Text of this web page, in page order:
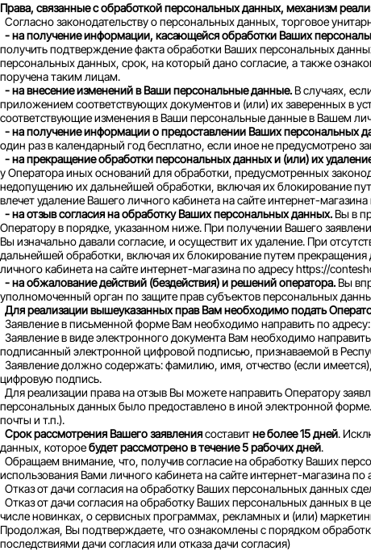
Права, связанные с обработкой персональных данных, механизм
Согласно законодательству о персональных данных, торговое
- на получение информации, касающейся обработки Ваших
получить подтверждение факта обработки Ваших персональных
персональных данных, срок, на который дано согласие, а также
поручена таким лицам.
- на внесение изменений в Ваши персональные данные.В случаях,
приложением соответствующих документов и (или) их заверенных в
соответствующие изменения в Ваши персональные данные в Вашем
- на получение информации о предоставлении Ваших персональных
один раз в календарный год бесплатно, если иное не предусмотрено
- на прекращение обработки персональных данных и (или) их
у Оператора иных оснований для обработки, предусмотренных
недопущению их дальнейшей обработки, включая их блокирование
влечет удаление Вашего личного кабинета на сайте интернет-
- на отзыв согласия на обработку Ваших персональных данных.Вы в
Оператору в порядке, указанном ниже. При получении Вашего
Вы изначально давали согласие, и осуществит их удаление. При
дальнейшей обработки, включая их блокирование путем
личного кабинета на сайте интернет-магазина по адресу https://
- на обжалование действий (бездействия) и решений оператора.Вы
уполномоченный орган по защите прав субъектов персональных
Для реализации вышеуказанных прав Вам необходимо подать
Заявление в письменной форме Вам необходимо направить по
Заявление в виде электронного документа Вам необходимо
подписанный электронной цифровой подписью, признаваемой в
Заявление должно содержать: фамилию, имя, отчество (если
цифровую подпись.
Для реализации права на отзыв Вы можете направить Оператору
персональных данных было предоставлено в иной электронной
почты и т.п.).
Срок рассмотрения Вашего заявлениясоставитне более 15 дней.
данных, котороебудет рассмотрено в течение 5 рабочих дней.
Обращаем внимание, что, получив согласие на обработку Ваших
использования Вами личного кабинета на сайте интернет-магазина по
Отказ от дачи согласия на обработку Ваших персональных данных
Отказ от дачи согласия на обработку Ваших персональных данных
числе новинках, о сервисных программах, рекламных и (или)
Продолжая, Вы подтверждаете, что ознакомлены с порядком
последствиями дачи согласия или отказа дачи согласия)